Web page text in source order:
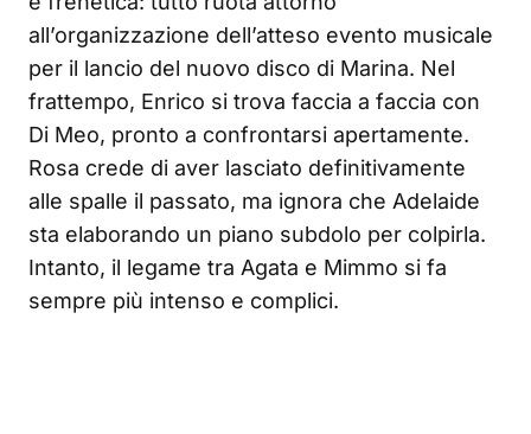
all’organizzazione dell’atteso evento musicale
per il lancio del nuovo disco di Marina. Nel
frattempo, Enrico si trova faccia a faccia con
Di Meo, pronto a confrontarsi apertamente.
Rosa crede di aver lasciato definitivamente
alle spalle il passato, ma ignora che Adelaide
sta elaborando un piano subdolo per colpirla.
Intanto, il legame tra Agata e Mimmo si fa
sempre più intenso e complici.